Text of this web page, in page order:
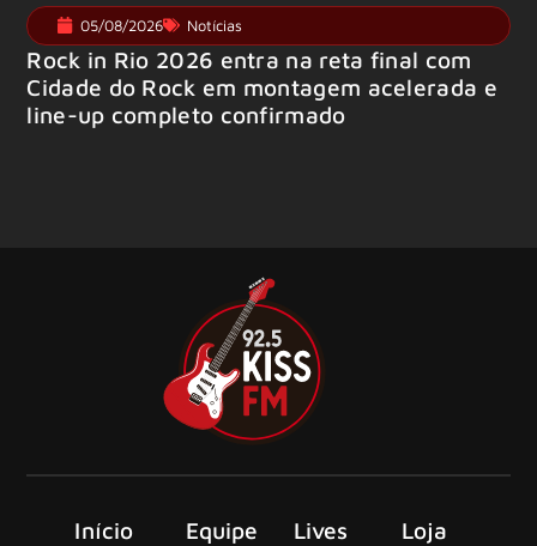
05/08/2026 Notícias
Rock in Rio 2026 entra na reta final com
Cidade do Rock em montagem acelerada e
line-up completo confirmado
Início Equipe Lives Loja